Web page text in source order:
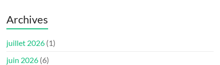
Archives
juillet 2026 (1)
juin 2026 (6)